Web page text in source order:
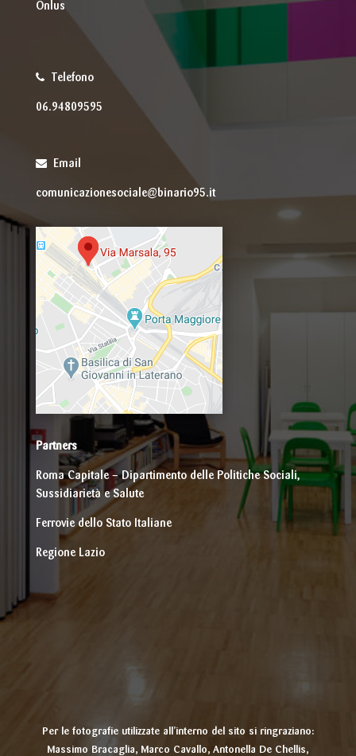
Onlus
Telefono
06.94809595
Email
comunicazionesociale@binario95.it
Partners
Roma Capitale – Dipartimento delle Politiche Sociali,
Sussidiarietà e Salute
Ferrovie dello Stato Italiane
Regione Lazio
Per le fotografie utilizzate all’interno del sito si ringraziano:
Massimo Bracaglia, Marco Cavallo, Antonella De Chellis,